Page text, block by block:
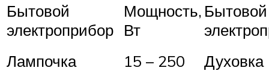
Бытовой
электроприбор
Мощность,
Вт
Бытовой
Лампочка
15 – 250
Духовка